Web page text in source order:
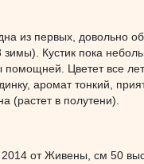
из первых, довольно
зимы). Кустик пока
Цветет все
аромат тонкий,
(растет в полутени).
от Живены, см 50